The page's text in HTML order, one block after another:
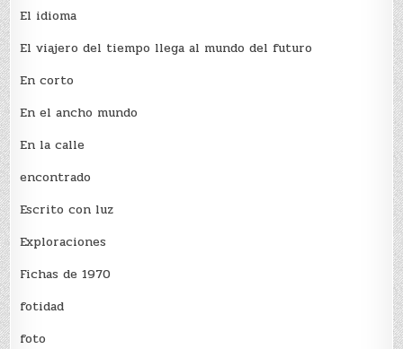
El idioma
El viajero del tiempo llega al mundo del futuro
En corto
En el ancho mundo
En la calle
encontrado
Escrito con luz
Exploraciones
Fichas de 1970
fotidad
foto